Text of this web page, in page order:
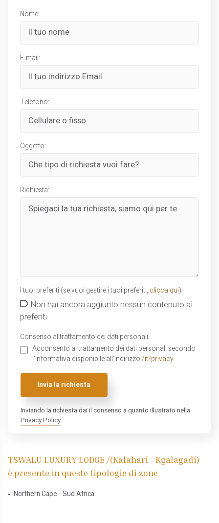
Nome:
E-mail:
Telefono:
Oggetto:
Richiesta:
I tuoi preferiti (se vuoi gestire i tuoi preferiti, clicca qui):
Non hai ancora aggiunto nessun contenuto ai
preferiti
Consenso al trattamento dei dati personali:
Acconsento al trattamento dei dati personali secondo
l'informativa disponibile all'indirizzo /it/privacy
Invia la richiesta
Inviando la richiesta dai il consenso a quanto illustrato nella
Privacy Policy
TSWALU LUXURY LODGE /(Kalahari - Kgalagadi)
è presente in queste tipologie di zone
Northern Cape - Sud Africa